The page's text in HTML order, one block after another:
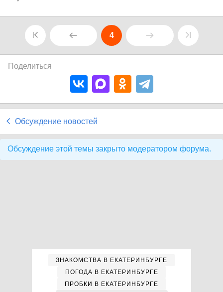
4
Поделиться
Обсуждение новостей
Обсуждение этой темы закрыто модератором форума.
ЗНАКОМСТВА В ЕКАТЕРИНБУРГЕ
ПОГОДА В ЕКАТЕРИНБУРГЕ
ПРОБКИ В ЕКАТЕРИНБУРГЕ